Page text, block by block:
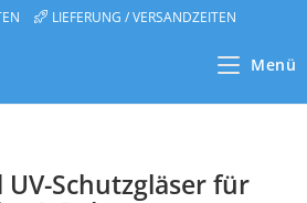
LIEFERUNG / VERSANDZEITEN
Menü
UV-Schutzgläser für